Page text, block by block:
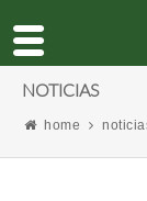
NOTICIAS
home